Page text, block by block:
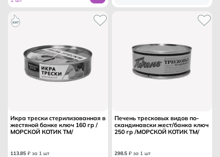
Икра трески стерилизованная в
жестяной банке ключ 160 гр /
МОРСКОЙ КОТИК ТМ/
113.85 ₽ за 1 шт
Печень тресковых видов по-
скандинавски жест/банка ключ
250 гр /МОРСКОЙ КОТИК ТМ/
298.5 ₽ за 1 шт